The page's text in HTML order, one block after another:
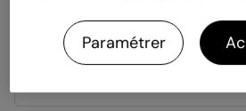
Papier
Paramétrer